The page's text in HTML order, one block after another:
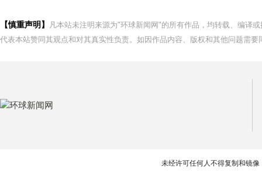
【慎重声明】
凡本站未注明来源为"环球新闻网"的所有作品，均转载、编译
代表本站赞同其观点和对其真实性负责。如因作品内容、版权和其他问题需
未经许可任何人不得复制和镜